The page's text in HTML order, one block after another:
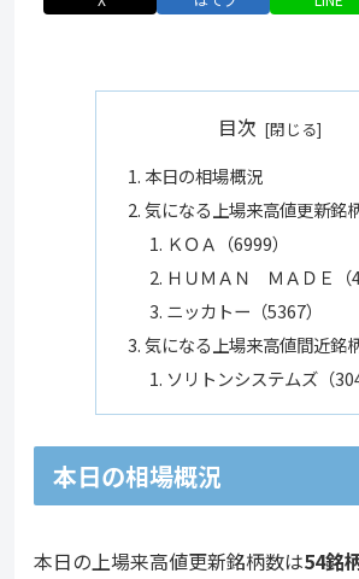
目次
本日の相場概況
気になる上場来高値更新銘
ＫＯＡ（6999）
ＨＵＭＡＮ ＭＡＤＥ（
ニッカトー（5367）
気になる上場来高値間近銘
ソリトンシステムズ（
本日の相場概況
本日の上場来高値更新銘柄数は54銘